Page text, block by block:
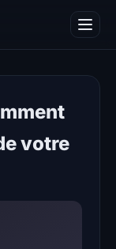
votre